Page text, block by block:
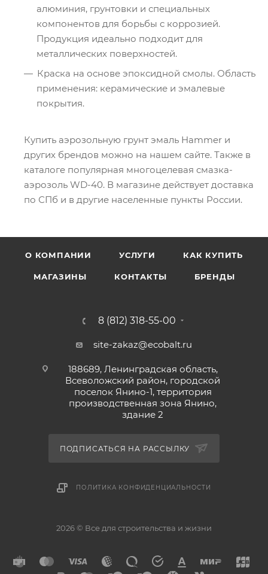
алюминия, грунтовки и специальных
компонентов для борьбы с коррозией.
Продукция идеально подходит для
металлических поверхностей.
Краска на основе эпоксидной смолы. Область
применения: керамические и эмалевые
покрытия.
Купить аэрозольную грунт эмаль Hammer и
других брендов можно на нашем сайте. Также в
каталоге популярная многоцелевая смазка-
аэрозоль WD-40. В магазине действует доставка
по СПб и в другие населенные пункты России.
О КОМПАНИИ УСЛУГИ КАК КУПИТЬ
МАГАЗИНЫ КОНТАКТЫ БРЕНДЫ
8 (812) 318-55-00
site-zakaz@ecobalt.ru
188689, Ленинградская область,
Всеволожский район, городской
поселок Янино-1, территория
производственная зона Янино,
здание 2
ПОДПИСАТЬСЯ НА РАССЫЛКУ
ПОЛИТИКА КОНФИДЕНЦИАЛЬНОСТИ
2026 © Все для строительства и жизни